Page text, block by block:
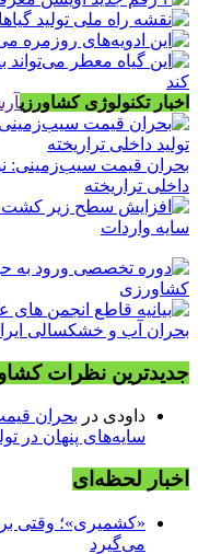
اخبار تکنولوژی کشاورزی
بحران قیمت سیب‌زمینی:
داخلی تراریخته
جدیدترین نظرات
داودی در بحران
سایه‌های پنهان در
اخبار لحظه‌ای
«کشمیری»؛ وقتی
می‌گیرد